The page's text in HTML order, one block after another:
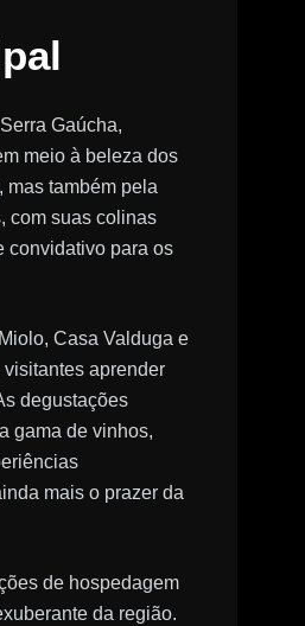
Gaúcha,
meio à beleza dos
também pela
com suas colinas
convidativo para os
Casa Valduga e
aprender
degustações
gama de vinhos,
mais o prazer da
de hospedagem
da região.